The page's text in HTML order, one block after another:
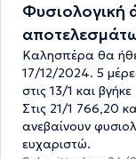
Φυσιολογική
Καλησπέρα θα
17/12/2024. 5
στις 13/1 και
Στις 21/1 766,20
ανεβαίνουν
ευχαριστώ.